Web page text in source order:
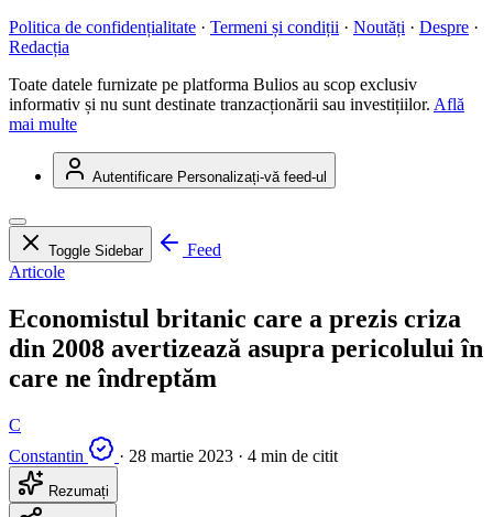
Politica de confidențialitate · Termeni și condiții · Noutăți · Despre ·
Redacția
Toate datele furnizate pe platforma Bulios au scop exclusiv
informativ și nu sunt destinate tranzacționării sau investițiilor. Află
mai multe
Autentificare Personalizați-vă feed-ul
Toggle Sidebar
Feed
Articole
Economistul britanic care a prezis criza
din 2008 avertizează asupra pericolului în
care ne îndreptăm
C
Constantin
· 28 martie 2023 · 4 min de citit
Rezumați